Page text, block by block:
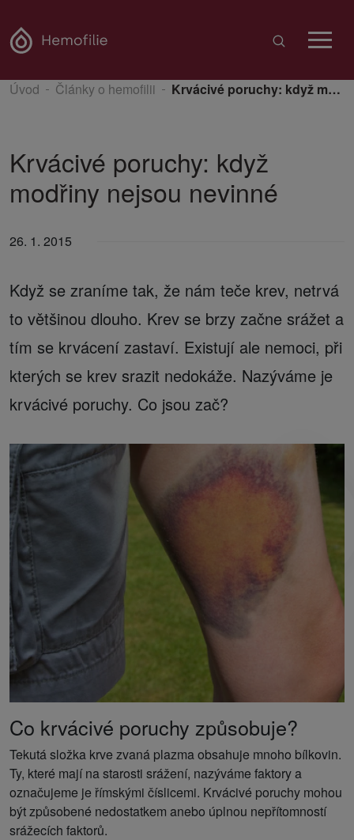
Úvod Články o hemofilii Krvácivé poruchy: když modřiny nejsou nevinné
Krvácivé poruchy: když
modřiny nejsou nevinné
26. 1. 2015
Když se zraníme tak, že nám teče krev, netrvá
to většinou dlouho. Krev se brzy začne srážet a
tím se krvácení zastaví. Existují ale nemoci, při
kterých se krev srazit nedokáže. Nazýváme je
krvácivé poruchy. Co jsou zač?
Co krvácivé poruchy způsobuje?
Tekutá složka krve zvaná plazma obsahuje mnoho bílkovin.
Ty, které mají na starosti srážení, nazýváme faktory a
označujeme je římskými číslicemi. Krvácivé poruchy mohou
být způsobené nedostatkem anebo úplnou nepřítomností
srážecích faktorů.